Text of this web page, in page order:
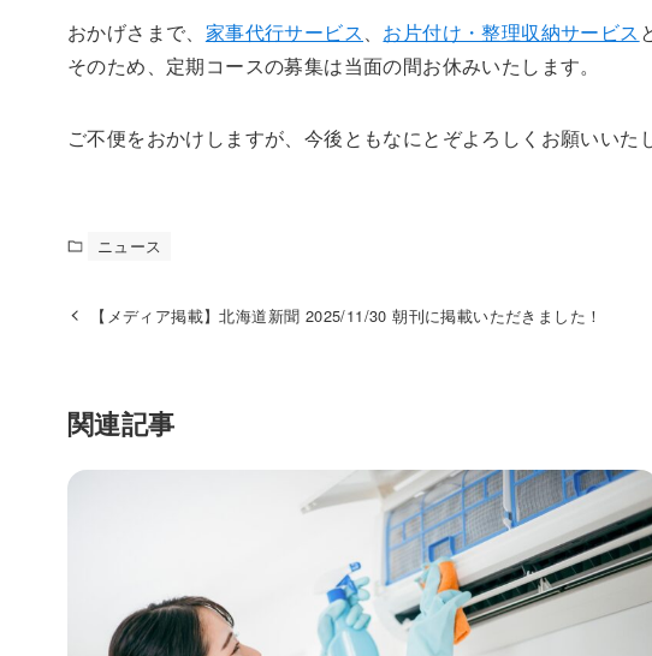
おかげさまで、 家事代行サービス、 お片付け・整理収納サービス
そのため、定期コースの募集は当面の間お休みいたします。
ご不便をおかけしますが、今後ともなにとぞよろしくお願いいた
ニュース
【メディア掲載】北海道新聞 2025/11/30 朝刊に掲載いただきました！
関連記事